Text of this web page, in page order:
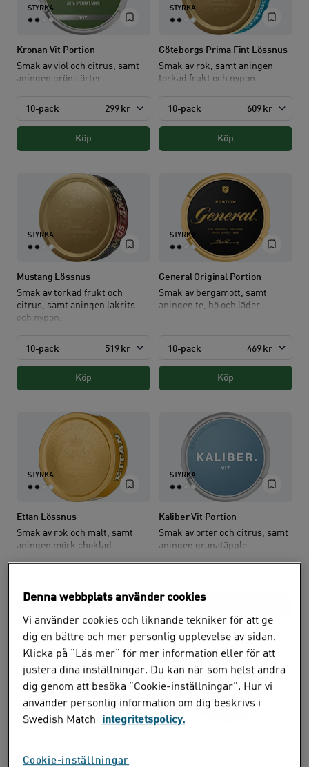
STYRKA:
Kronan Vit Portion
Smak av viol och citrus, samt
aningen gröna örter.
10-pack 299 kr
Köp
STYRKA:
Göteborgs Prima Fint Lössnus
Smak av rök, samt aningen
torkad frukt och nypon.
10-pack 609 kr
Köp
STYRKA:
Mustang Lössnus
Smak av torkad frukt och
citrus, samt aningen lakrits
och nypon.
10-pack 519 kr
Köp
STYRKA:
General Original Portion
Smak av bergamott, samt
aningen te, hö och läder.
10-pack 469 kr
Köp
STYRKA:
Ettan Lössnus
Smak av rök och malt, samt
aningen mörk choklad.
Köp
STYRKA:
Kaliber Vit Portion
Smak av örter och citrus, samt
aningen granatäpple.
STYRKA:
Smak av örter och citrus, samt
STYRKA:
Denna webbplats använder cookies
Vi använder cookies och liknande tekniker för att ge
dig en bättre och mer personlig upplevelse av sidan.
Klicka på ”Läs mer” för mer information eller för att
justera dina inställningar. Du kan när som helst ändra
dig genom att besöka ”Cookie-inställningar”. Hur vi
använder personlig information om dig beskrivs i
Swedish Match
integritetspolicy.
Cookie-inställningar